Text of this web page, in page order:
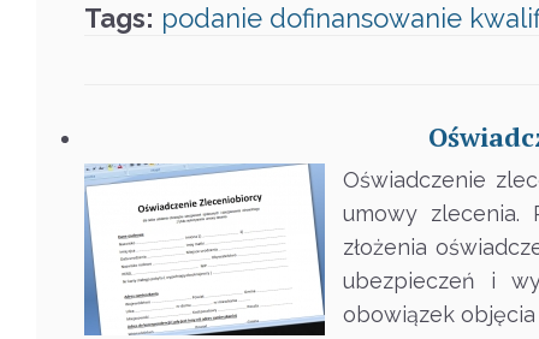
Tags: podanie dofinansowanie
Oświadczenie
umowy zlecenia.
złożenia
ubezpieczeń i
obowiązek